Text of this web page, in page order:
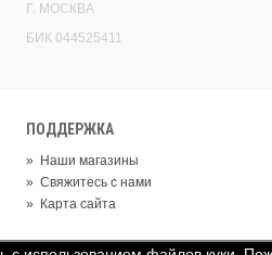
Г. МОСКВА
БИК 044525411
ПОДДЕРЖКА
» Наши магазины
» Свяжитесь с нами
» Карта сайта